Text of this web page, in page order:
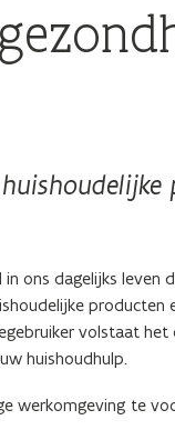
in ons dagelijks
volstaat
huishoudhulp.
werkomgeving te